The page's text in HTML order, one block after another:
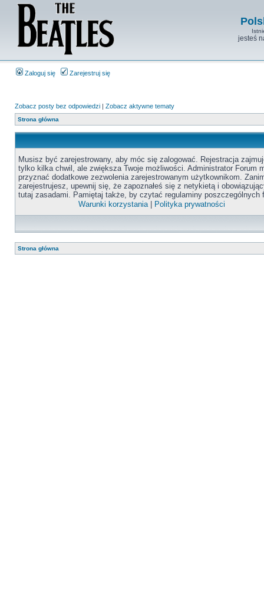
jesteś
Zaloguj się Zarejestruj się
Zobacz posty bez odpowiedzi | Zobacz aktywne tematy
Strona główna
Musisz być zarejestrowany, aby móc się zalogować. Rejestracja
tylko kilka chwil, ale zwiększa Twoje możliwości. Administrator Forum
przyznać dodatkowe zezwolenia zarejestrowanym użytkownikom.
zarejestrujesz, upewnij się, że zapoznałeś się z netykietą i
tutaj zasadami. Pamiętaj także, by czytać regulaminy poszczególnych
Warunki korzystania| Polityka prywatności
Strona główna